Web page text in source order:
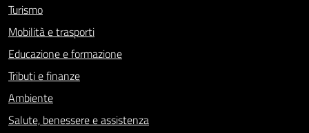
Turismo
Mobilità e trasporti
Educazione e formazione
Tributi e finanze
Ambiente
Salute, benessere e assistenza